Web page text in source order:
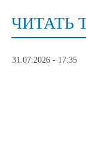
ЧИТАТЬ
31.07.2026 - 17:35